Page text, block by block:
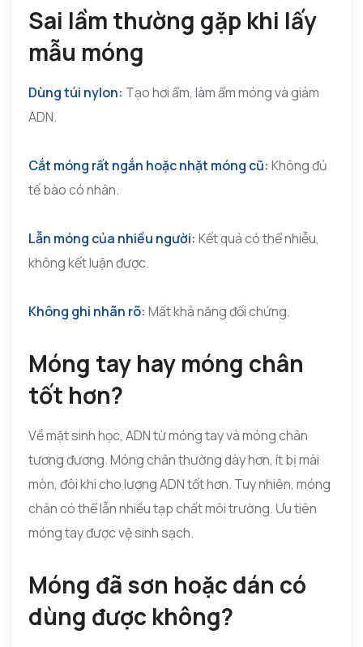
Sai lầm thường gặp khi lấy
mẫu móng
Dùng túi nylon: Tạo hơi ẩm, làm ẩm móng và giảm
ADN.
Cắt móng rất ngắn hoặc nhặt móng cũ: Không đủ
tế bào có nhân.
Lẫn móng của nhiều người: Kết quả có thể nhiễu,
không kết luận được.
Không ghi nhãn rõ: Mất khả năng đối chứng.
Móng tay hay móng chân
tốt hơn?
Về mặt sinh học, ADN từ móng tay và móng chân
tương đương. Móng chân thường dày hơn, ít bị mài
mòn, đôi khi cho lượng ADN tốt hơn. Tuy nhiên, móng
chân có thể lẫn nhiều tạp chất môi trường. Ưu tiên
móng tay được vệ sinh sạch.
Móng đã sơn hoặc dán có
dùng được không?